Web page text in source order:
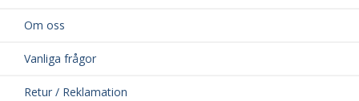
Om oss
Vanliga frågor
Retur / Reklamation